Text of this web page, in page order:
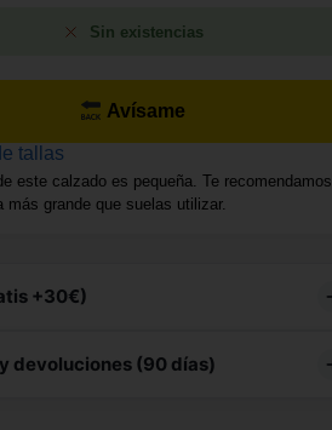
Sin existencias
Avísame
tallas
este calzado es pequeña. Te recomendamos
más grande que suelas utilizar.
+30€)
devoluciones (90 días)